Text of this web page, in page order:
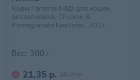
Корм Farmina N&D для кошек,
беззерновой, Chicken &
Pomegranate Neutered, 300 г
Вес: 300 г
21,35 р. 25,12 р.